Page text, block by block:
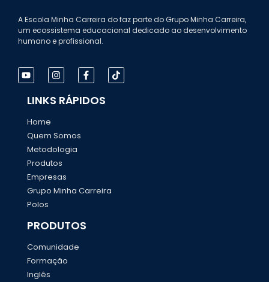
A Escola Minha Carreira do faz parte do Grupo Minha Carreira,
um ecossistema educacional dedicado ao desenvolvimento
humano e profissional.
LINKS RÁPIDOS
Home
Quem Somos
Metodologia
Produtos
Empresas
Grupo Minha Carreira
Polos
PRODUTOS
Comunidade
Formação
Inglês